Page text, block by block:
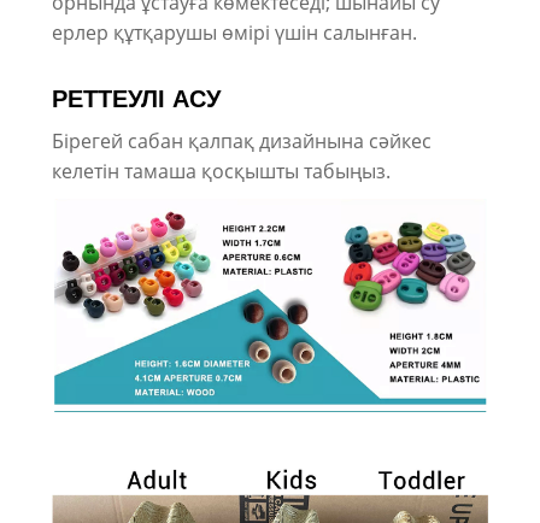
ерлер құтқарушы өмірі үшін салынған.
РЕТТЕУЛІ АСУ
Бірегей сабан қалпақ дизайнына сәйкес
келетін тамаша қосқышты табыңыз.